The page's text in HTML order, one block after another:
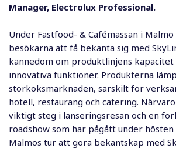
Manager, Electrolux Professional.
Under Fastfood- & Cafémässan i
besökarna att få bekanta sig med
kännedom om produktlinjens kapacitet
innovativa funktioner. Produkterna
storköksmarknaden, särskilt för
hotell, restaurang och catering.
viktigt steg i lanseringsresan och en
roadshow som har pågått under
Malmös tur att göra bekantskap med